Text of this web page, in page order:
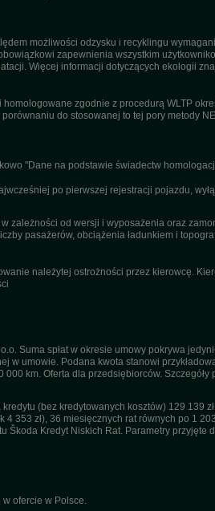
możliwości odzysku i recyklingu
zapewnienia wszystkim
Więcej informacji dotyczących ekologii
zgodnie z procedurą WLTP
do stosowanej to tej pory metody
"Dane na podstawie świadectw
po pierwszej rejestracji pojazdu,
od wersji i wyposażenia oraz
pasażerów, obciążenia ładunkiem i
należytej ostrożności przez kierowcę.
Suma spłat w okresie umowy pokrywa
umowie. Podana kwota stanowi
km. Oferta dla przedsiębiorców.
(bez kredytowanych kosztów) 129 139
353 zł), 36 miesięcznych rat równych po 1
Kredyt Niskich Rat. Parametry przyjęte
ofercie w Polsce.